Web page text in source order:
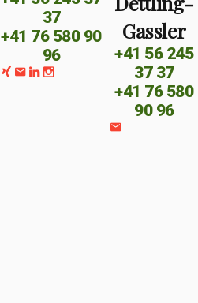
37
+41 76 580 90
96
Gassler
+41 56 245
37 37
+41 76 580
90 96